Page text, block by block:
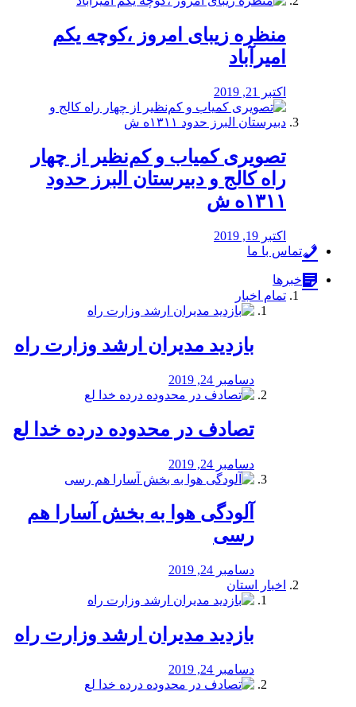
منظره‌‌ زیبای امروز ،کوچه یکم
امیرآباد
اکتبر 21, 2019
️تصویری کمیاب و کم‌نظیر از چهار
راه كالج و دبيرستان البرز حدود
۱۳۱۱ه ش
اکتبر 19, 2019
تماس با ما
خبرها
تمام اخبار
بازدید مدیران ارشد وزارت راه
دسامبر 24, 2019
تصادف در محدوده درده خدا لع
دسامبر 24, 2019
آلودگی هوا به بخش آسارا هم
رسی
دسامبر 24, 2019
اخبار استان
بازدید مدیران ارشد وزارت راه
دسامبر 24, 2019